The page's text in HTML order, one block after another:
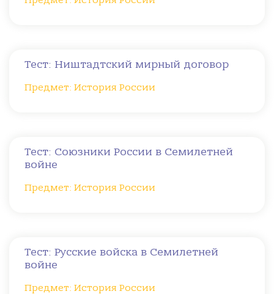
Тест: Ништадтский мирный договор
Предмет: История России
Тест: Союзники России в Семилетней
войне
Предмет: История России
Тест: Русские войска в Семилетней
войне
Предмет: История России